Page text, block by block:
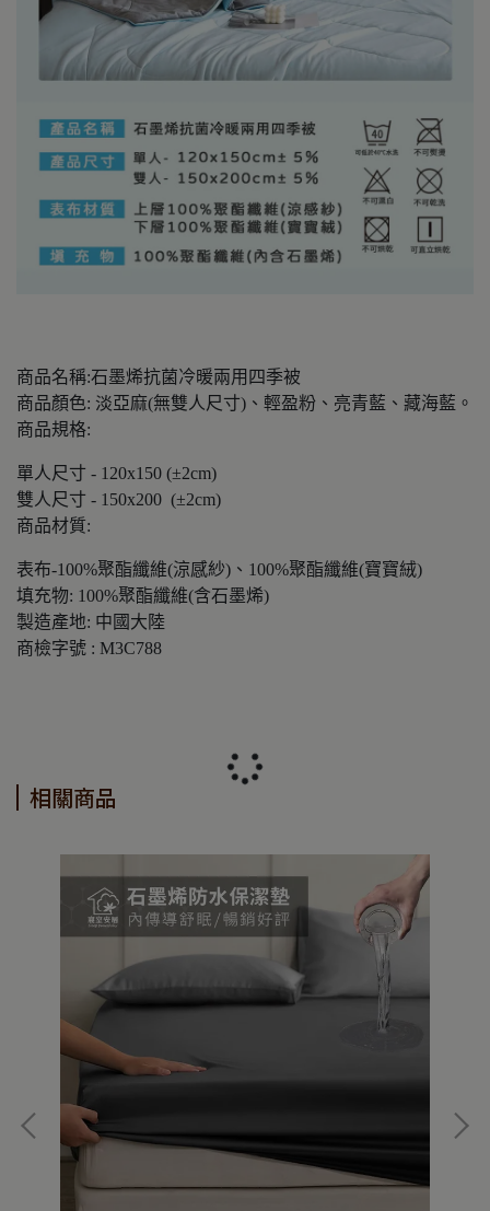
商品名稱:石墨烯抗菌冷暖兩用四季被
商品顏色: 淡亞麻(無雙人尺寸)、輕盈粉、亮青藍、藏海藍。
商品規格:
單人尺寸 - 120x150 (±2cm)
雙人尺寸 - 150x200 (±2cm)
商品材質:
表布-100%聚酯纖維(涼感紗)、100%聚酯纖維(寶寶絨)
填充物: 100%聚酯纖維(含石墨烯)
製造產地: 中國大陸
商檢字號 : M3C788
相關商品